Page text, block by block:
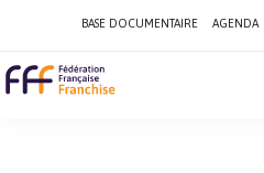
BASE DOCUMENTAIRE AGENDA